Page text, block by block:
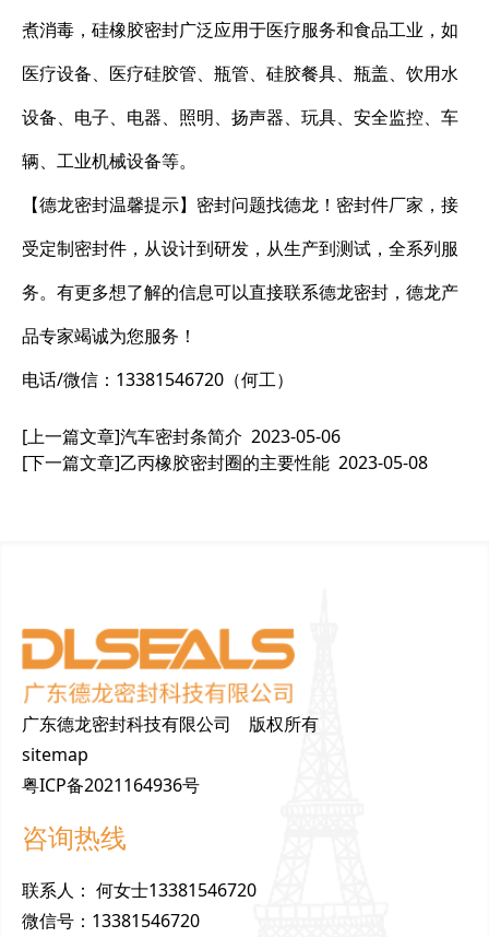
煮消毒，硅橡胶密封广泛应用于医疗服务和食品工业，如
医疗设备、医疗硅胶管、瓶管、硅胶餐具、瓶盖、饮用水
设备、电子、电器、照明、扬声器、玩具、安全监控、车
辆、工业机械设备等。
【德龙密封温馨提示】密封问题找德龙！密封件厂家，接
受定制密封件，从设计到研发，从生产到测试，全系列服
务。有更多想了解的信息可以直接联系德龙密封，德龙产
品专家竭诚为您服务！
电话/微信：13381546720（何工）
[上一篇文章]汽车密封条简介 2023-05-06
[下一篇文章]乙丙橡胶密封圈的主要性能 2023-05-08
广东德龙密封科技有限公司 版权所有
sitemap
粤ICP备2021164936号
咨询热线
联系人 ： 何女士13381546720
微信号 ： 13381546720